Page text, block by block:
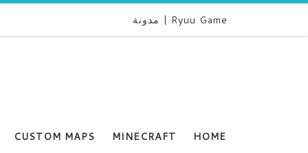
Ryuu Game | مدونة
HOME
MINECRAFT
CUSTOM MAPS